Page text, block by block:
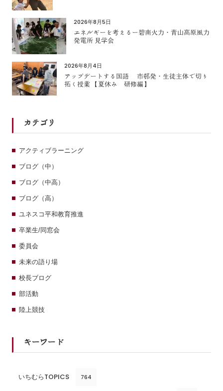
2026年8月5日
エネルギーを考えるー碧南火力・青山高原風力
発電所 見学会
2026年8月4日
アップデートする国語 市邨発・生徒主体で切り
拓く授業 【夏休み 研修編】
カテゴリ
アクティブラーニング
ブログ（中）
ブログ（中高）
ブログ（高）
ユネスコ平和教育推進
卒業生/同窓会
委員会
未来の語り場
校長ブログ
部活動
陸上競技
キーワード
いちむらTOPICS 764